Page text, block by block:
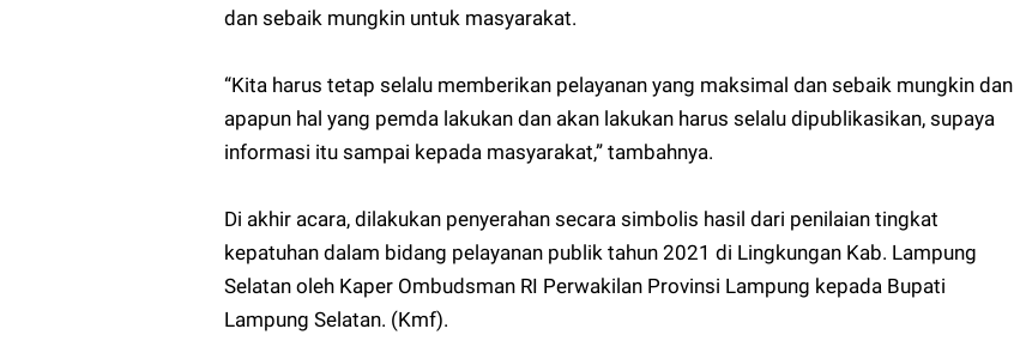
dan sebaik mungkin untuk masyarakat.
“Kita harus tetap selalu memberikan pelayanan yang maksimal dan sebaik mungkin dan
apapun hal yang pemda lakukan dan akan lakukan harus selalu dipublikasikan, supaya
informasi itu sampai kepada masyarakat,” tambahnya.
Di akhir acara, dilakukan penyerahan secara simbolis hasil dari penilaian tingkat
kepatuhan dalam bidang pelayanan publik tahun 2021 di Lingkungan Kab. Lampung
Selatan oleh Kaper Ombudsman RI Perwakilan Provinsi Lampung kepada Bupati
Lampung Selatan. (Kmf).